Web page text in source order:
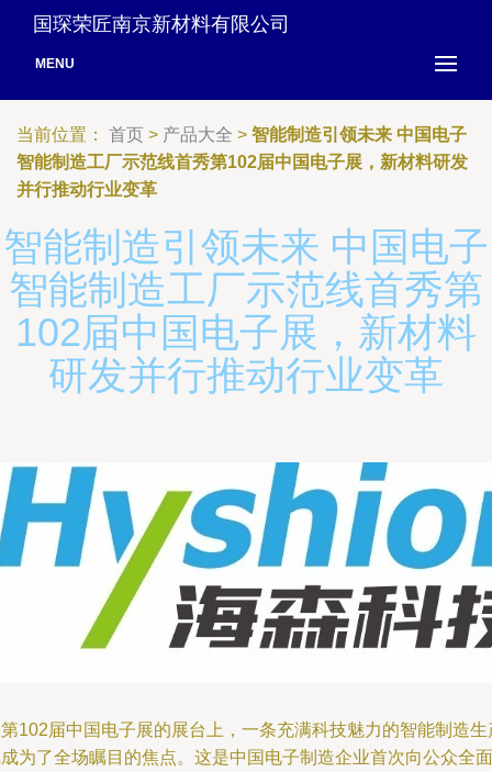
国琛荣匠南京新材料有限公司
MENU
当前位置： 首页 > 产品大全 > 智能制造引领未来 中国电子
智能制造工厂示范线首秀第102届中国电子展，新材料研发
并行推动行业变革
智能制造引领未来 中国电子
智能制造工厂示范线首秀第
102届中国电子展，新材料
研发并行推动行业变革
102届中国电子展的展台上，一条充满科技魅力的智能制造生
为了全场瞩目的焦点。这是中国电子制造企业首次向公众全面